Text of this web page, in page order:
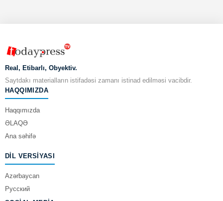
Real, Etibarlı, Obyektiv.
Saytdakı materialların istifadəsi zamanı istinad edilməsi vacibdir.
HAQQIMIZDA
Haqqımızda
ƏLAQƏ
Ana səhifə
DIL VERSIYASI
Azərbaycan
Русский